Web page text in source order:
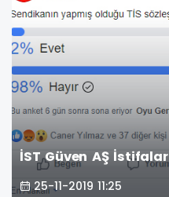
İST Güven AŞ İstifalar
25-11-2019 11:25